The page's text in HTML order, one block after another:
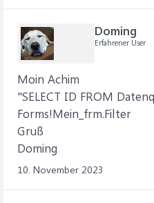
Doming
Erfahrener User
Moin Achim
"SELECT ID FROM
Forms!Mein_frm.Filter
Gruß
Doming
10. November 2023